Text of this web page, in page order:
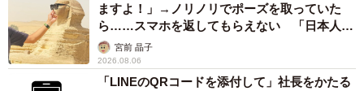
ますよ！」→ノリノリでポーズを取っていた
ら……スマホを返してもらえない 「日本人は
カモ代表かも」「私は6時間で3万円払った」
宮前 晶子
2026.08.06
「LINEのQRコードを添付して」社長をかたる